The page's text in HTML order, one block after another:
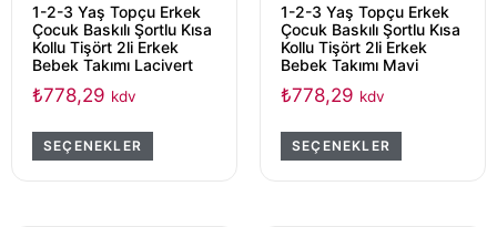
1-2-3 Yaş Topçu Erkek
Çocuk Baskılı Şortlu Kısa
Kollu Tişört 2li Erkek
Bebek Takımı Lacivert
₺778,29 kdv
SEÇENEKLER
1-2-3 Yaş Topçu Erkek
Çocuk Baskılı Şortlu Kısa
Kollu Tişört 2li Erkek
Bebek Takımı Mavi
₺778,29 kdv
SEÇENEKLER